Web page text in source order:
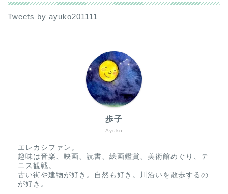
Tweets by ayuko201111
-Ayuko-
歩子
エレカシファン。
趣味は音楽、映画、読書、絵画鑑賞、美術館めぐり、テ
ニス観戦。
古い街や建物が好き。自然も好き。川沿いを散歩するの
が好き。